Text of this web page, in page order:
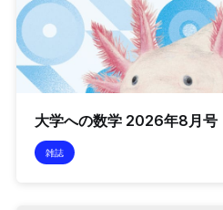
大学への数学 2026年8月号
雑誌